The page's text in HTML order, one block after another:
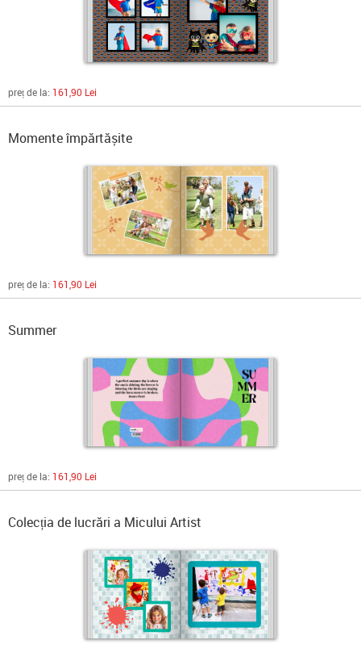
preț de la: 161,90 Lei
Momente împărtășite
preț de la: 161,90 Lei
Summer
preț de la: 161,90 Lei
Colecția de lucrări a Micului Artist